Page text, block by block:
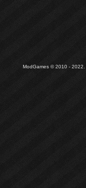
ModGames © 2010 - 2022.